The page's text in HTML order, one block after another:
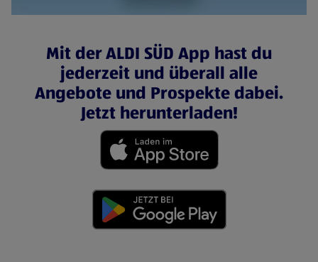
Mit der ALDI SÜD App hast du
jederzeit und überall alle
Angebote und Prospekte dabei.
Jetzt herunterladen!